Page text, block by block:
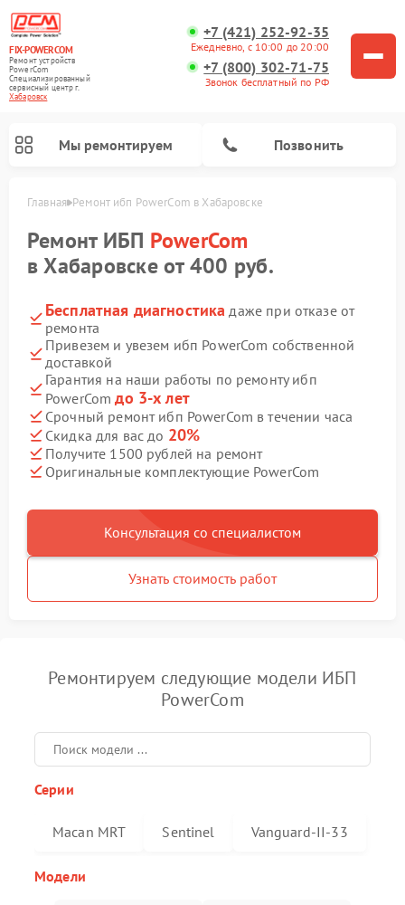
FIX-POWERCOM
Ремонт устройств
PowerCom
Специализированный
cервисный центр г.
Хабаровск
+7 (421) 252-92-35
Ежедневно, с 10:00 до 20:00
+7 (800) 302-71-75
Звонок бесплатный по РФ
Мы ремонтируем Позвонить
Главная Ремонт ибп PowerCom в Хабаровске
Ремонт ИБП PowerCom
в Хабаровске от 400 руб.
Бесплатная диагностика даже при отказе от
ремонта
Привезем и увезем ибп PowerCom собственной
доставкой
Гарантия на наши работы по ремонту ибп
PowerComдо 3-х лет
Срочный ремонт ибп PowerCom в течении часа
Скидка для вас до 20%
Получите 1500 рублей на ремонт
Оригинальные комплектующие PowerCom
Консультация со специалистом
Узнать стоимость работ
Ремонтируем следующие модели ИБП
PowerCom
Серии
Macan MRT Sentinel Vanguard-II-33
Модели